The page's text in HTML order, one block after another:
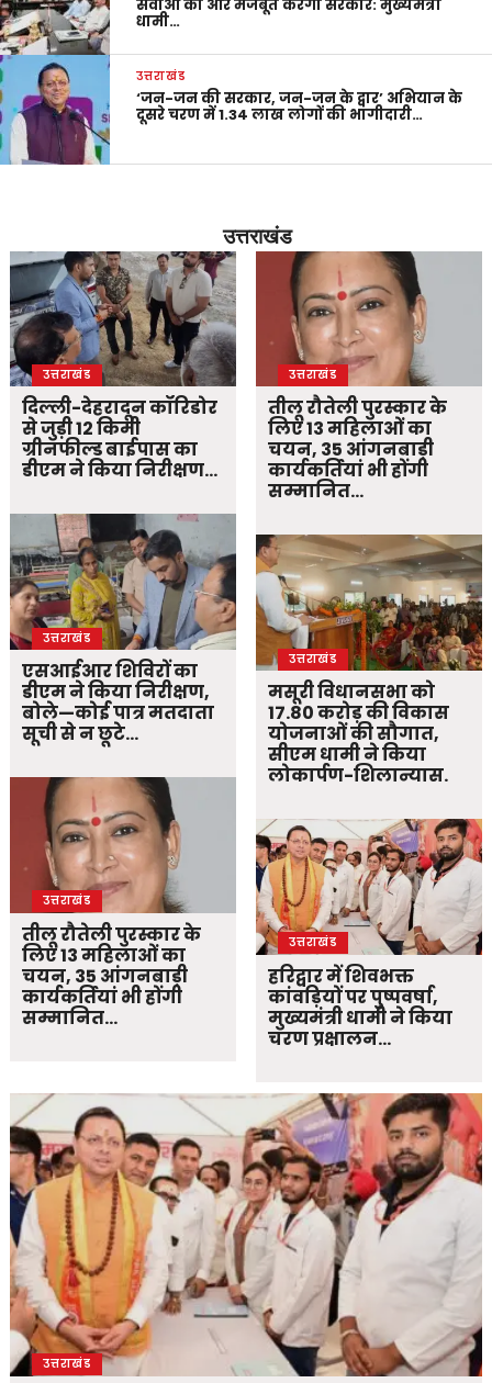
सेवाओं को और मजबूत करेगी सरकार: मुख्यमंत्री
धामी…
उत्तराखंड
‘जन-जन की सरकार, जन-जन के द्वार’ अभियान के
दूसरे चरण में 1.34 लाख लोगों की भागीदारी…
उत्तराखंड
उत्तराखंड
दिल्ली-देहरादून कॉरिडोर
से जुड़ी 12 किमी
ग्रीनफील्ड बाईपास का
डीएम ने किया निरीक्षण…
उत्तराखंड
एसआईआर शिविरों का
डीएम ने किया निरीक्षण,
बोले—कोई पात्र मतदाता
सूची से न छूटे…
उत्तराखंड
तीलू रौतेली पुरस्कार के
लिए 13 महिलाओं का
चयन, 35 आंगनबाड़ी
कार्यकर्तियां भी होंगी
सम्मानित…
उत्तराखंड
तीलू रौतेली पुरस्कार के
लिए 13 महिलाओं का
चयन, 35 आंगनबाड़ी
कार्यकर्तियां भी होंगी
सम्मानित…
उत्तराखंड
मसूरी विधानसभा को
17.80 करोड़ की विकास
योजनाओं की सौगात,
सीएम धामी ने किया
लोकार्पण-शिलान्यास.
उत्तराखंड
हरिद्वार में शिवभक्त
कांवड़ियों पर पुष्पवर्षा,
मुख्यमंत्री धामी ने किया
चरण प्रक्षालन…
उत्तराखंड